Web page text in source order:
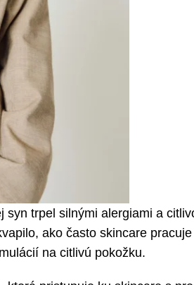
trpel silnými alergiami a
ako často skincare
na citlivú pokožku.